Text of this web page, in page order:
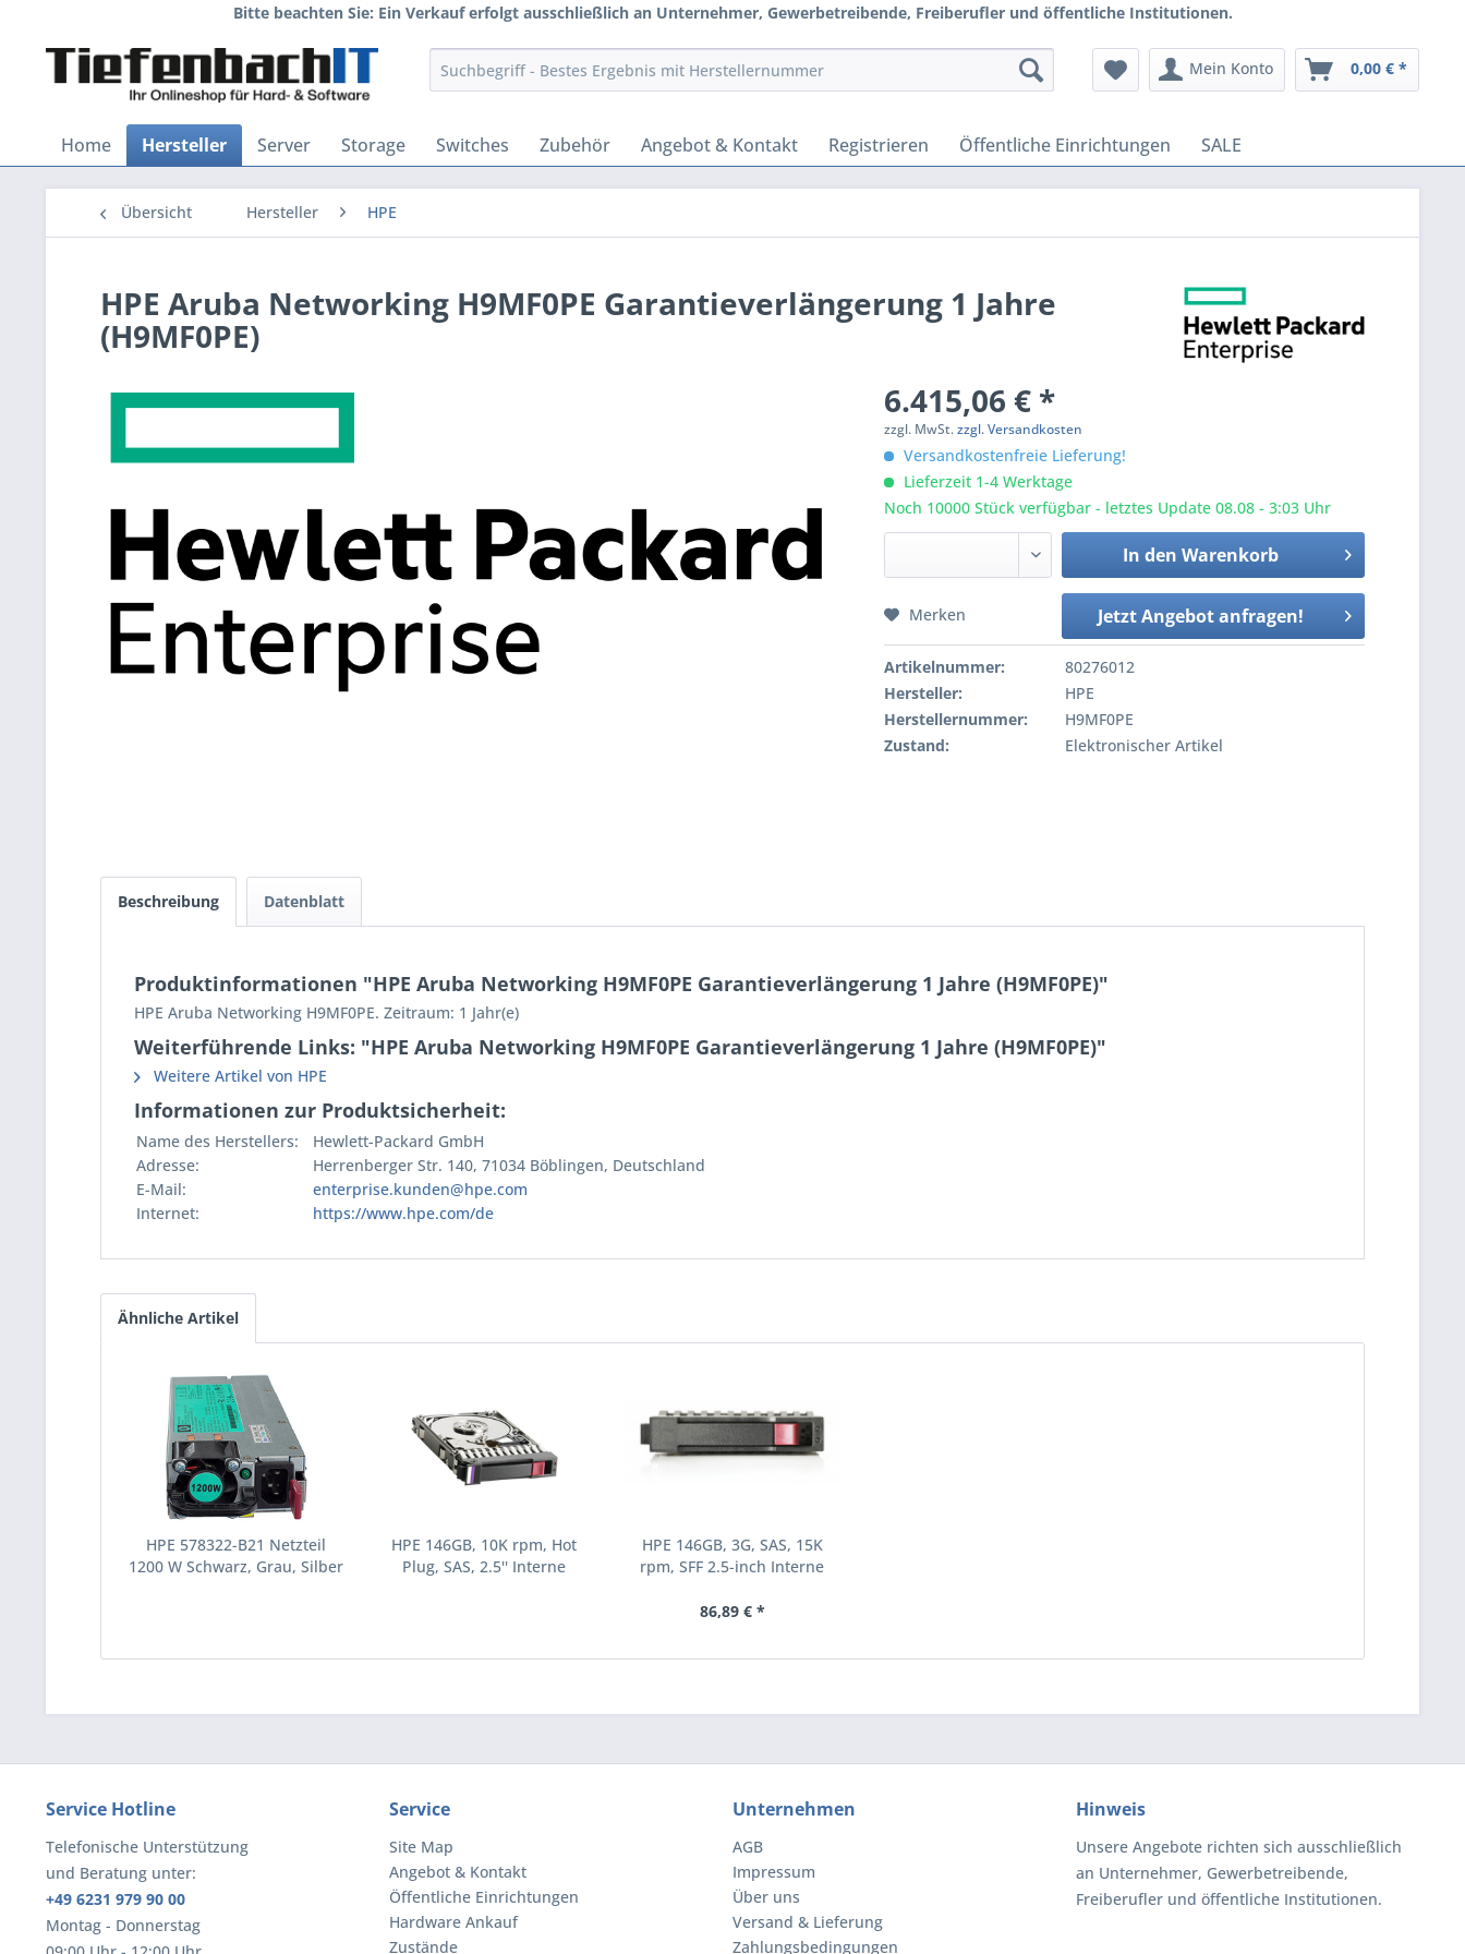
Bitte beachten Sie: Ein Verkauf erfolgt ausschließlich an Unternehmer, Gewerbetreibende, Freiberufler und öffentliche Institutionen.
Mein Konto 0,00 € *
Home Hersteller Server Storage Switches Zubehör Angebot & Kontakt Registrieren Öffentliche Einrichtungen SALE
Übersicht Hersteller HPE
HPE Aruba Networking H9MF0PE Garantieverlängerung 1 Jahre
(H9MF0PE)
6.415,06 € *
zzgl. MwSt.zzgl. Versandkosten
Versandkostenfreie Lieferung!
Lieferzeit 1-4 Werktage
Noch 10000 Stück verfügbar - letztes Update 08.08 - 3:03 Uhr
In den Warenkorb
Jetzt Angebot anfragen!
Merken
Artikelnummer:
80276012
Hersteller:
HPE
Herstellernummer:
H9MF0PE
Zustand:
Elektronischer Artikel
Beschreibung Datenblatt
Produktinformationen "HPE Aruba Networking H9MF0PE Garantieverlängerung 1 Jahre (H9MF0PE)"
HPE Aruba Networking H9MF0PE. Zeitraum: 1 Jahr(e)
Weiterführende Links: "HPE Aruba Networking H9MF0PE Garantieverlängerung 1 Jahre (H9MF0PE)"
Weitere Artikel von HPE
Informationen zur Produktsicherheit:
Name des Herstellers:
Hewlett-Packard GmbH
Adresse:
Herrenberger Str. 140, 71034 Böblingen, Deutschland
E-Mail:
enterprise.kunden@hpe.com
Internet:
https://www.hpe.com/de
Ähnliche Artikel
HPE 578322-B21 Netzteil
1200 W Schwarz, Grau, Silber
HPE 146GB, 10K rpm, Hot
Plug, SAS, 2.5'' Interne
HPE 146GB, 3G, SAS, 15K
rpm, SFF 2.5-inch Interne
(504062-B21)
86,89 € *
Service Hotline
Telefonische Unterstützung
und Beratung unter:
+49 6231 979 90 00
Montag - Donnerstag
Service
Site Map
Angebot & Kontakt
Öffentliche Einrichtungen
Hardware Ankauf
Zustände
Unternehmen
AGB
Impressum
Über uns
Versand & Lieferung
Zahlungsbedingungen
Hinweis
Unsere Angebote richten sich ausschließlich
an Unternehmer, Gewerbetreibende,
Freiberufler und öffentliche Institutionen.